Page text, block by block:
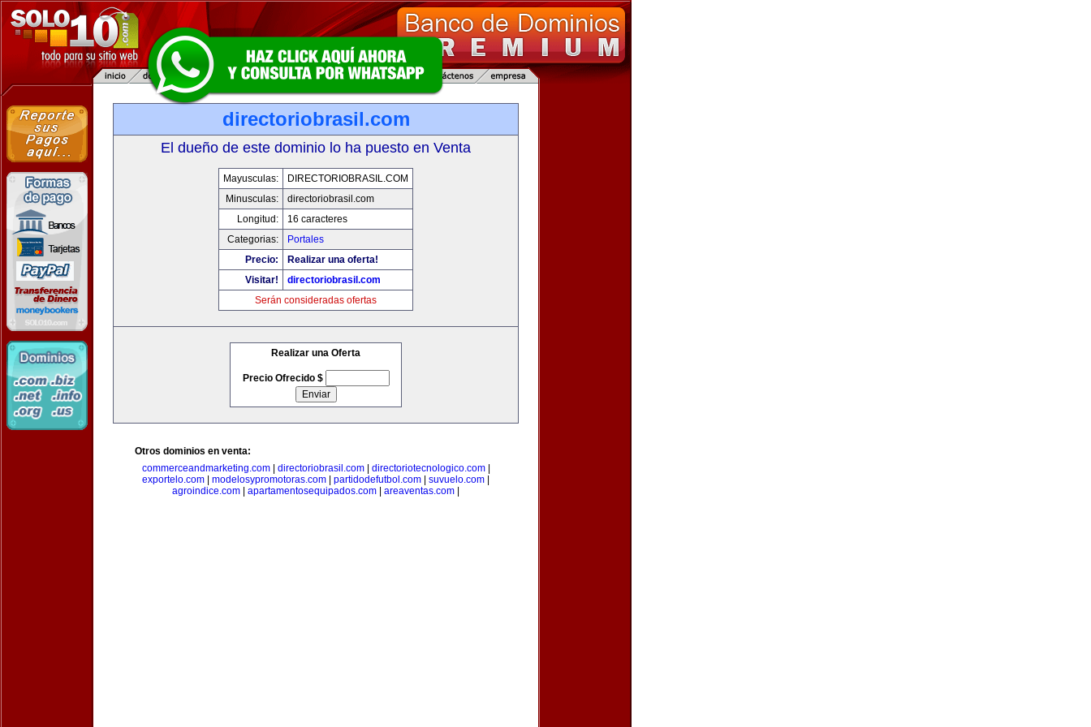
directoriobrasil.com
El dueño de este dominio lo ha puesto en Venta
Mayusculas:
DIRECTORIOBRASIL.COM
Minusculas:
directoriobrasil.com
Longitud:
16 caracteres
Categorias:
Portales
Precio:
Realizar una oferta!
Visitar!
directoriobrasil.com
Serán consideradas ofertas
Realizar una Oferta
Precio Ofrecido $
Otros dominios en venta:
commerceandmarketing.com| directoriobrasil.com| directoriotecnologico.com|
exportelo.com
modelosypromotoras.com partidodefutbol.com suvuelo.com
agroindice.com
apartamentosequipados.com areaventas.com